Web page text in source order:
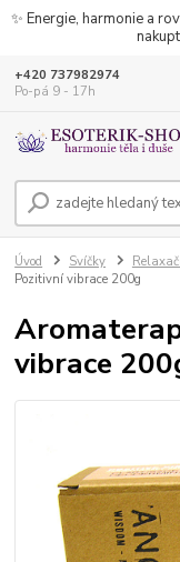
✨ Energie, harmonie a
+420 737982974
Po-pá 9 - 17h
Úvod Svíčky
Pozitivní vibrace 200g
vibrace